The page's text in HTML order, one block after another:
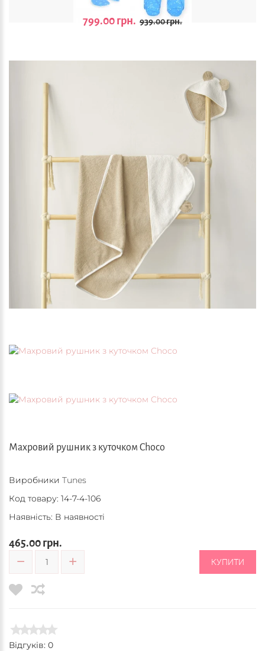
799.00 грн. 939.00 грн.
Махровий рушник з куточком Choco
Виробники Tunes
Код товару: 14-7-4-106
Наявність: В наявності
465.00 грн.
КУПИТИ
Відгуків: 0